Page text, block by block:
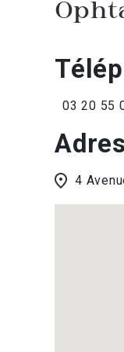
03 20 55
4